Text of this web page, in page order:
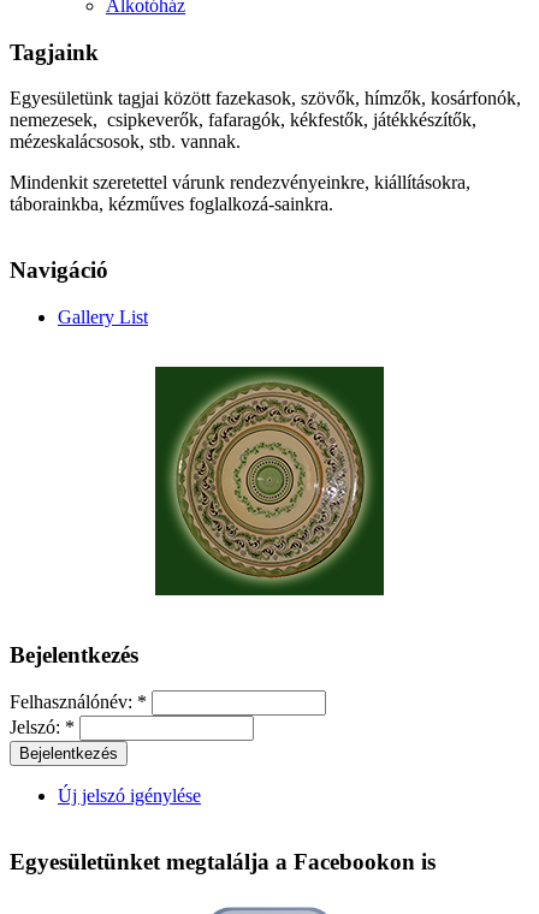
Alkotóház
Tagjaink
Egyesületünk tagjai között fazekasok, szövők, hímzők, kosárfonók,
nemezesek, csipkeverők, fafaragók, kékfestők, játékkészítők,
mézeskalácsosok, stb. vannak.
Mindenkit szeretettel várunk rendezvényeinkre, kiállításokra,
táborainkba, kézműves foglalkozá-sainkra.
Navigáció
Gallery List
Bejelentkezés
Felhasználónév: *
Jelszó: *
Új jelszó igénylése
Egyesületünket megtalálja a Facebookon is